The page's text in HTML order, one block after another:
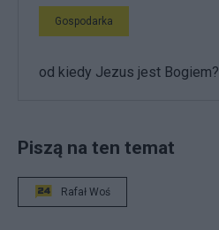
Gospodarka
od kiedy Jezus jest Bogiem?
Piszą na ten temat
Rafał Woś